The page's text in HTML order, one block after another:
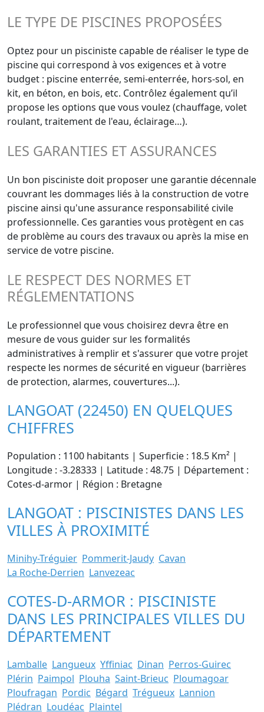
LE TYPE DE PISCINES PROPOSÉES
Optez pour un pisciniste capable de réaliser le type de
piscine qui correspond à vos exigences et à votre
budget : piscine enterrée, semi-enterrée, hors-sol, en
kit, en béton, en bois, etc. Contrôlez également qu’il
propose les options que vous voulez (chauffage, volet
roulant, traitement de l'eau, éclairage…).
LES GARANTIES ET ASSURANCES
Un bon pisciniste doit proposer une garantie décennale
couvrant les dommages liés à la construction de votre
piscine ainsi qu'une assurance responsabilité civile
professionnelle. Ces garanties vous protègent en cas
de problème au cours des travaux ou après la mise en
service de votre piscine.
LE RESPECT DES NORMES ET
RÉGLEMENTATIONS
Le professionnel que vous choisirez devra être en
mesure de vous guider sur les formalités
administratives à remplir et s'assurer que votre projet
respecte les normes de sécurité en vigueur (barrières
de protection, alarmes, couvertures...).
LANGOAT (22450) EN QUELQUES
CHIFFRES
Population : 1100 habitants | Superficie : 18.5 Km² |
Longitude : -3.28333 | Latitude : 48.75 | Département :
Cotes-d-armor | Région : Bretagne
LANGOAT : PISCINISTES DANS LES
VILLES À PROXIMITÉ
Minihy-Tréguier Pommerit-Jaudy Cavan
La Roche-Derrien Lanvezeac
COTES-D-ARMOR : PISCINISTE
DANS LES PRINCIPALES VILLES DU
DÉPARTEMENT
Lamballe Langueux Yffiniac Dinan Perros-Guirec
Plérin Paimpol Plouha Saint-Brieuc Ploumagoar
Ploufragan Pordic Bégard Trégueux Lannion
Plédran Loudéac Plaintel